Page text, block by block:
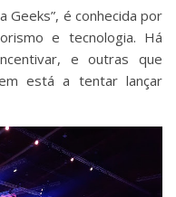
Geeks”, é conhecida por
e tecnologia. Há
e outras que
está a tentar lançar